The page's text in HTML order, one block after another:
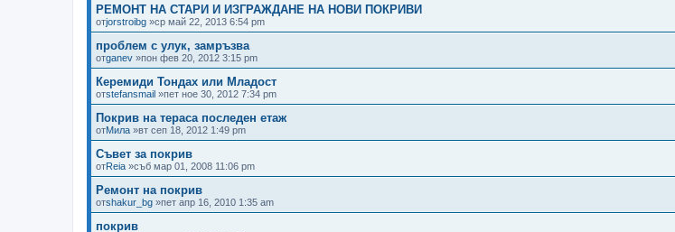
РЕМОНТ НА СТАРИ И ИЗГРАЖДАНЕ НА НОВИ ПОКРИВИ
отjorstroibg »ср май 22, 2013 6:54 pm
проблем с улук, замръзва
отganev »пон фев 20, 2012 3:15 pm
Керемиди Тондах или Младост
отstefansmail »пет ное 30, 2012 7:34 pm
Покрив на тераса последен етаж
отМила »вт сеп 18, 2012 1:49 pm
Съвет за покрив
отReia »съб мар 01, 2008 11:06 pm
Ремонт на покрив
отshakur_bg »пет апр 16, 2010 1:35 am
покрив